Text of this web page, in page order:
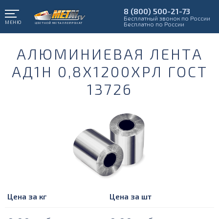
МЕНЮ
8 (800) 500-21-73
Бесплатный звонок по России
Бесплатно по России
АЛЮМИНИЕВАЯ ЛЕНТА
АД1Н 0,8Х1200ХРЛ ГОСТ
13726
Цена за кг Цена за шт